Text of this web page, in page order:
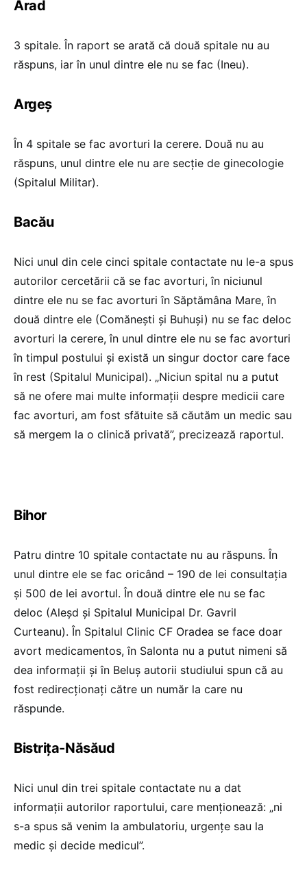
Arad
3 spitale. În raport se arată că două spitale nu au
răspuns, iar în unul dintre ele nu se fac (Ineu).
Argeș
În 4 spitale se fac avorturi la cerere. Două nu au
răspuns, unul dintre ele nu are secție de ginecologie
(Spitalul Militar).
Bacău
Nici unul din cele cinci spitale contactate nu le-a spus
autorilor cercetării că se fac avorturi, în niciunul
dintre ele nu se fac avorturi în Săptămâna Mare, în
două dintre ele (Comănești și Buhuși) nu se fac deloc
avorturi la cerere, în unul dintre ele nu se fac avorturi
în timpul postului și există un singur doctor care face
în rest (Spitalul Municipal). „Niciun spital nu a putut
să ne ofere mai multe informații despre medicii care
fac avorturi, am fost sfătuite să căutăm un medic sau
să mergem la o clinică privată”, precizează raportul.
Bihor
Patru dintre 10 spitale contactate nu au răspuns. În
unul dintre ele se fac oricând – 190 de lei consultația
și 500 de lei avortul. În două dintre ele nu se fac
deloc (Aleșd și Spitalul Municipal Dr. Gavril
Curteanu). În Spitalul Clinic CF Oradea se face doar
avort medicamentos, în Salonta nu a putut nimeni să
dea informații și în Beluș autorii studiului spun că au
fost redirecționați către un număr la care nu
răspunde.
Bistrița-Năsăud
Nici unul din trei spitale contactate nu a dat
informații autorilor raportului, care menționează: „ni
s-a spus să venim la ambulatoriu, urgențe sau la
medic și decide medicul”.